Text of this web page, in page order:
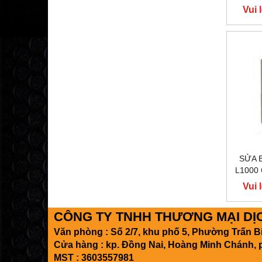
Vui
SỬA
L1000
Vui
CÔNG TY TNHH THƯƠNG MẠI
Văn phòng : Số 2/7, khu phố 5, Phường Trấn
Cửa hàng : kp. Đồng Nai, Hoàng Minh
MST : 3603557981